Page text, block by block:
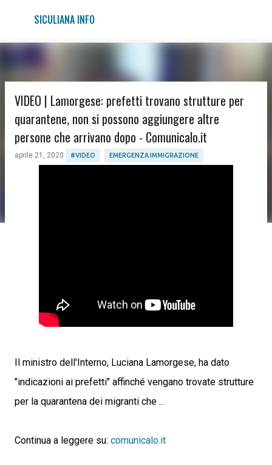
Passa ai contenuti principali
SICULIANA INFO
VIDEO | Lamorgese: prefetti trovano strutture per
quarantene, non si possono aggiungere altre
persone che arrivano dopo - Comunicalo.it
aprile 21, 2020 #VIDEO EMERGENZA IMMIGRAZIONE
Il ministro dell'Interno, Luciana Lamorgese, ha dato
"indicazioni ai prefetti" affinché vengano trovate strutture
per la quarantena dei migranti che ...
Continua a leggere su: comunicalo.it